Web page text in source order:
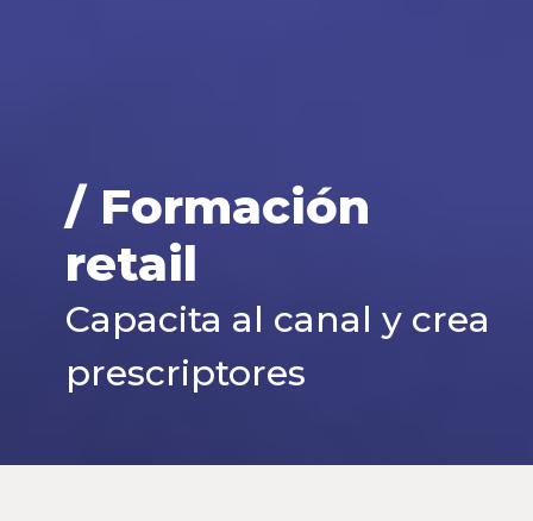
/ Formación
retail
Capacita al canal y crea
prescriptores